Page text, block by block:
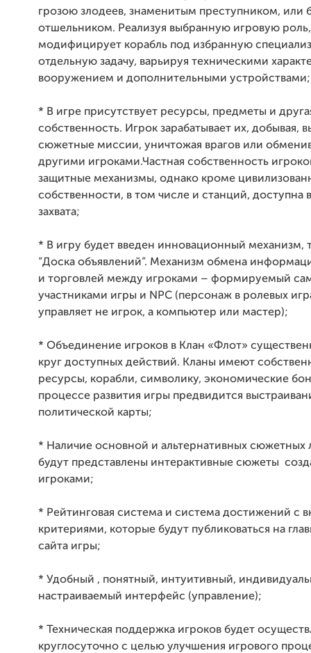
грозою злодеев, знаменитым преступником, или
отшельником. Реализуя выбранную игровую
модифицирует корабль под избранную
отдельную задачу, варьируя техническими
вооружением и дополнительными устройствами;
* В игре присутствует ресурсы, предметы и
собственность. Игрок зарабатывает их, добывая,
сюжетные миссии, уничтожая врагов или
другими игроками.Частная собственность
защитные механизмы, однако кроме
собственности, в том числе и станций, доступна
захвата;
* В игру будет введен инновационный механизм,
“Доска объявлений”. Механизм обмена
и торговлей между игроками – формируемый
участниками игры и NPC (персонаж в ролевых
управляет не игрок, а компьютер или мастер);
* Объединение игроков в Клан «Флот»
круг доступных действий. Кланы имеют
ресурсы, корабли, символику, экономические
процессе развития игры предвидится
политической карты;
* Наличие основной и альтернативных сюжетных
будут представлены интерактивные сюжеты
игроками;
* Рейтинговая система и система достижений с
критериями, которые будут публиковаться на
сайта игры;
* Удобный , понятный, интуитивный,
настраиваемый интерфейс (управление);
* Техническая поддержка игроков будет
круглосуточно с целью улучшения игрового